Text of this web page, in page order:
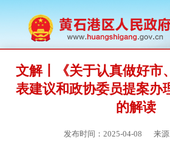
文解丨《关于认真做好市
表建议和政协委员提案办
的解读
发布时间：2025-04-08 来